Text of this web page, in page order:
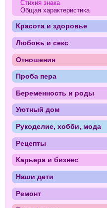
Стихия знака
Общая характеристика
Красота и здоровье
Любовь и секс
Отношения
Проба пера
Беременность и роды
Уютный дом
Рукоделие, хобби, мода
Рецепты
Карьера и бизнес
Наши дети
Ремонт